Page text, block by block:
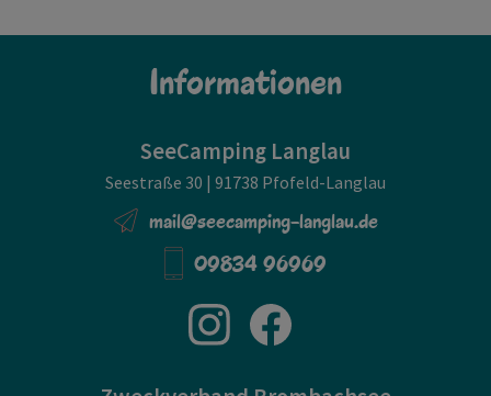
Informationen
SeeCamping Langlau
Seestraße 30 | 91738 Pfofeld-Langlau
mail@seecamping-langlau.de
09834 96969